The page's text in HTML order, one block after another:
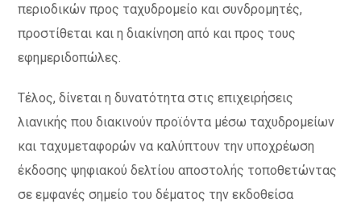
περιοδικών προς ταχυδρομείο και συνδρομητές,
προστίθεται και η διακίνηση από και προς τους
εφημεριδοπώλες.
Τέλος, δίνεται η δυνατότητα στις επιχειρήσεις
λιανικής που διακινούν προϊόντα μέσω ταχυδρομείων
και ταχυμεταφορών να καλύπτουν την υποχρέωση
έκδοσης ψηφιακού δελτίου αποστολής τοποθετώντας
σε εμφανές σημείο του δέματος την εκδοθείσα